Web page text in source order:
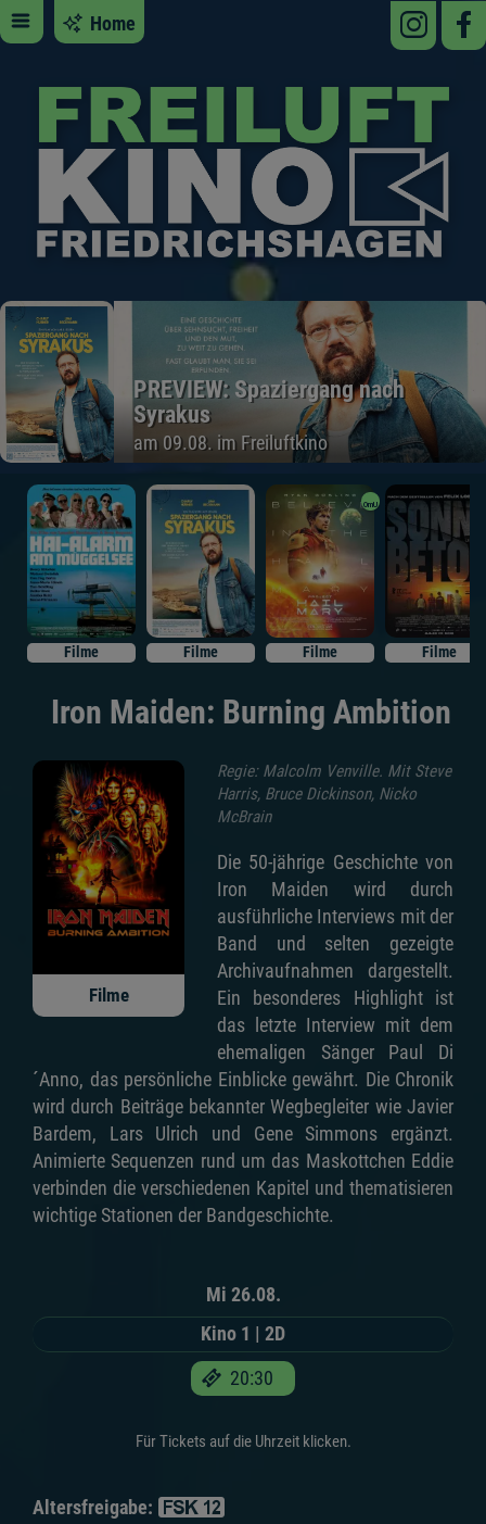
Home
PREVIEW: Spaziergang nach
Syrakus
am 09.08. im Freiluftkino
Filme Filme
OmU
Filme Filme
Iron Maiden: Burning Ambition
Filme
Regie: Malcolm Venville. Mit Steve
Harris, Bruce Dickinson, Nicko
McBrain
Die 50-jährige Geschichte von
Iron Maiden wird durch
ausführliche Interviews mit der
Band und selten gezeigte
Archivaufnahmen dargestellt.
Ein besonderes Highlight ist
das letzte Interview mit dem
ehemaligen Sänger Paul Di
´Anno, das persönliche Einblicke gewährt. Die Chronik
wird durch Beiträge bekannter Wegbegleiter wie Javier
Bardem, Lars Ulrich und Gene Simmons ergänzt.
Animierte Sequenzen rund um das Maskottchen Eddie
verbinden die verschiedenen Kapitel und thematisieren
wichtige Stationen der Bandgeschichte.
Mi 26.08.
20:30
Kino 1 | 2D
Für Tickets auf die Uhrzeit klicken.
Altersfreigabe: